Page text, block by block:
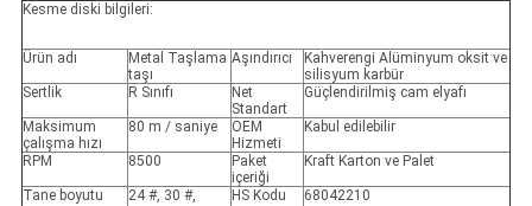
Kesme diski bilgileri:
Ürün adı
Metal Taşlama
taşı
Aşındırıcı
Kahverengi Alüminyum oksit ve
silisyum karbür
Sertlik
R Sınıfı
Net
Standart
Güçlendirilmiş cam elyafı
Maksimum
çalışma hızı
80 m / saniye
OEM
Hizmeti
Kabul edilebilir
RPM 8500
Paket
içeriği
Kraft Karton ve Palet
Tane boyutu 24 #, 30 #, HS Kodu
68042210